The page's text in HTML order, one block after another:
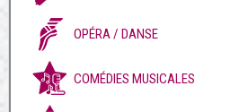
OPÉRA / DANSE
COMÉDIES MUSICALES